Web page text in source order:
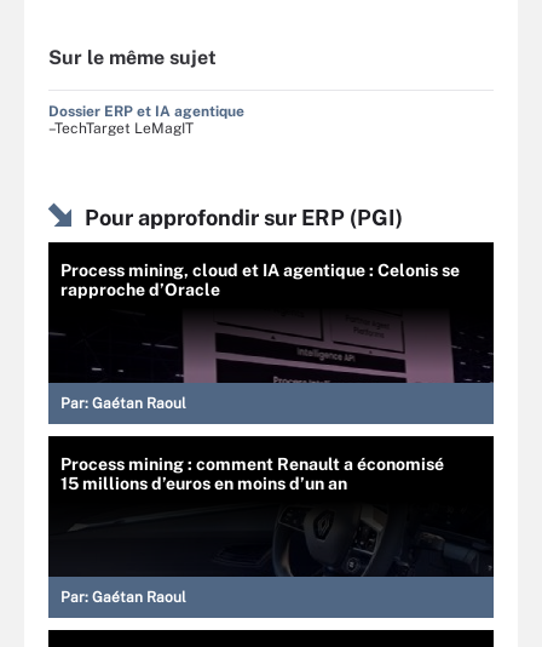
Sur le même sujet
Dossier ERP et IA agentique
–TechTarget LeMagIT
Pour approfondir sur ERP (PGI)
Process mining, cloud et IA agentique : Celonis se
rapproche d’Oracle
Par: Gaétan Raoul
Process mining : comment Renault a économisé
15 millions d’euros en moins d’un an
Par: Gaétan Raoul